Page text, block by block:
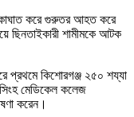
করে গুরুতর আহত করে
ছিনতাইকারী শামীমকে আটক
প্রথমে কিশোরগঞ্জ ২৫০ শয্যা
মেডিকেল কলেজ
করেন।